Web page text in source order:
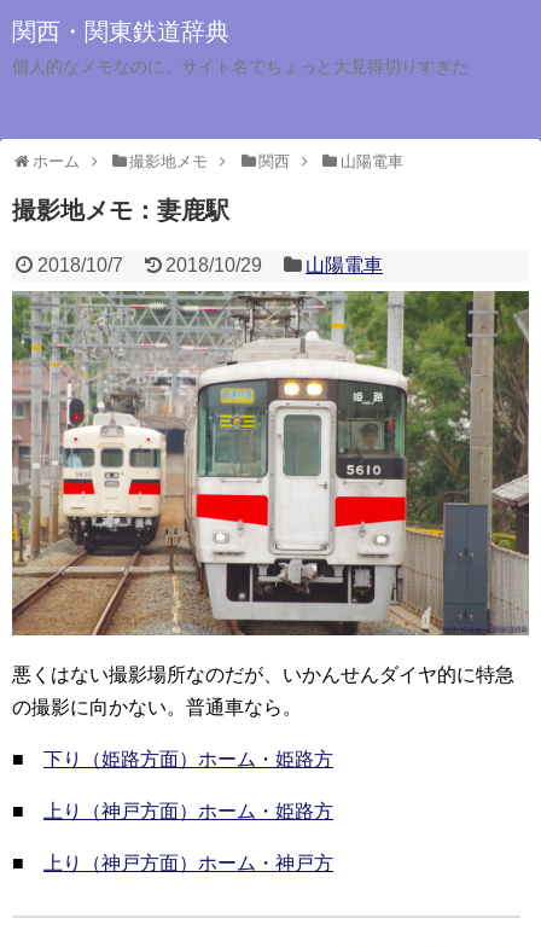
関西・関東鉄道辞典
個人的なメモなのに、サイト名でちょっと大見得切りすぎた
ホーム 撮影地メモ 関西 山陽電車
撮影地メモ：妻鹿駅
2018/10/7 2018/10/29 山陽電車
悪くはない撮影場所なのだが、いかんせんダイヤ的に特急
の撮影に向かない。普通車なら。
■ 下り（姫路方面）ホーム・姫路方
■ 上り（神戸方面）ホーム・姫路方
■ 上り（神戸方面）ホーム・神戸方